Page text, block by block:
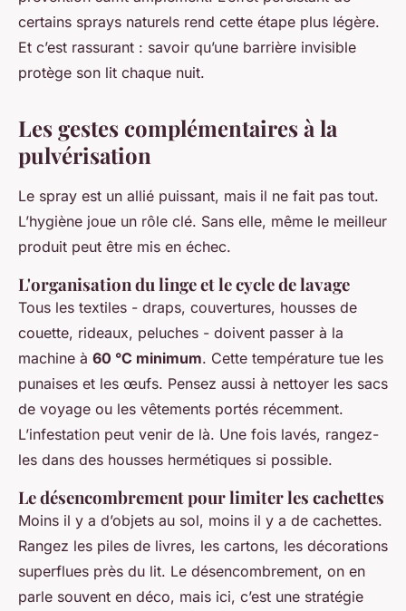
certains sprays naturels rend cette étape plus légère.
Et c’est rassurant : savoir qu’une barrière invisible
protège son lit chaque nuit.
Les gestes complémentaires à la
pulvérisation
Le spray est un allié puissant, mais il ne fait pas tout.
L’hygiène joue un rôle clé. Sans elle, même le meilleur
produit peut être mis en échec.
L'organisation du linge et le cycle de lavage
Tous les textiles - draps, couvertures, housses de
couette, rideaux, peluches - doivent passer à la
machine à 60 °C minimum. Cette température tue les
punaises et les œufs. Pensez aussi à nettoyer les sacs
de voyage ou les vêtements portés récemment.
L’infestation peut venir de là. Une fois lavés, rangez-
les dans des housses hermétiques si possible.
Le désencombrement pour limiter les cachettes
Moins il y a d’objets au sol, moins il y a de cachettes.
Rangez les piles de livres, les cartons, les décorations
superflues près du lit. Le désencombrement, on en
parle souvent en déco, mais ici, c’est une stratégie